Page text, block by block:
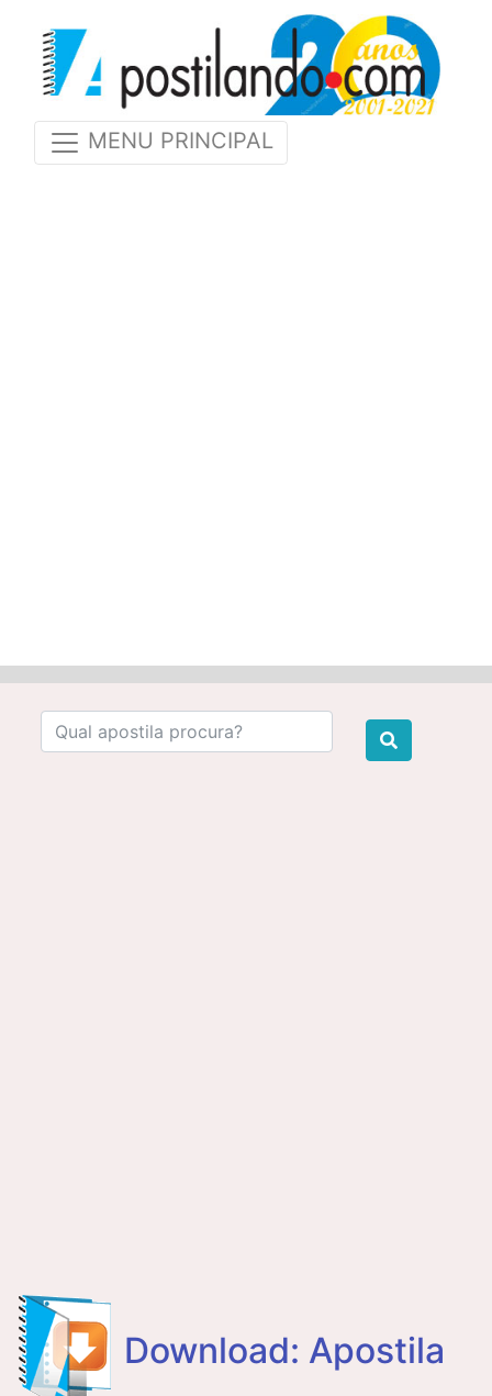
MENU PRINCIPAL
Download: Apostila